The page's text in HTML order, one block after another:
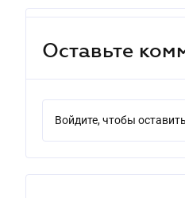
Оставьте
Войдите, чтобы